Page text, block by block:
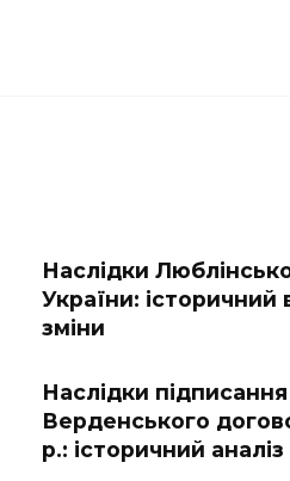
Наслідки
України: історичний
зміни
Наслідки підписання
Верденського
р.: історичний аналіз